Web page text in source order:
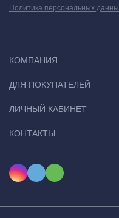
Политика персональных
КОМПАНИЯ
ДЛЯ ПОКУПАТЕЛЕЙ
ЛИЧНЫЙ КАБИНЕТ
КОНТАКТЫ